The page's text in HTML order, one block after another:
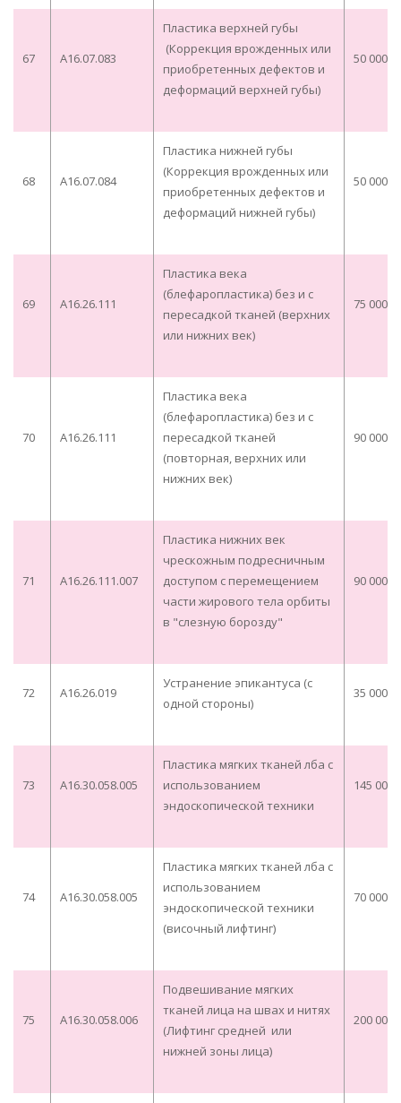
67 A16.07.083
Пластика верхней губы
(Коррекция врожденных или
приобретенных дефектов и
деформаций верхней губы)
50
68 A16.07.084
Пластика нижней губы
(Коррекция врожденных или
приобретенных дефектов и
деформаций нижней губы)
50
69 A16.26.111
Пластика века
(блефаропластика) без и с
пересадкой тканей (верхних
или нижних век)
75
70 A16.26.111
Пластика века
(блефаропластика) без и с
пересадкой тканей
(повторная, верхних или
нижних век)
90
71 A16.26.111.007
Пластика нижних век
чрескожным подресничным
доступом с перемещением
части жирового тела орбиты
в "слезную борозду"
90
72 A16.26.019
Устранение эпикантуса (с
одной стороны)
35
73 A16.30.058.005
Пластика мягких тканей лба с
использованием
эндоскопической техники
145
74 A16.30.058.005
Пластика мягких тканей лба с
использованием
эндоскопической техники
(височный лифтинг)
70
75 A16.30.058.006
Подвешивание мягких
тканей лица на швах и нитях
(Лифтинг средней или
нижней зоны лица)
200